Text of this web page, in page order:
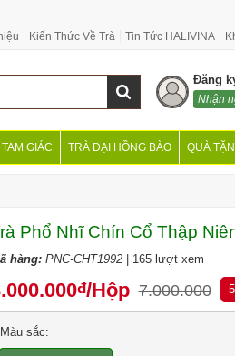
Kiến Thức Về Trà Tin Tức HALIVINA
Đăng
Nhận
GIÁC TRÀ ĐẠI HỒNG BÀO QUÀ
Phổ Nhĩ Chín Cổ Thập
hàng: PNC-CHT1992| 165 lượt xem
đ/Hộp 7.000.000 -
Màu sắc: